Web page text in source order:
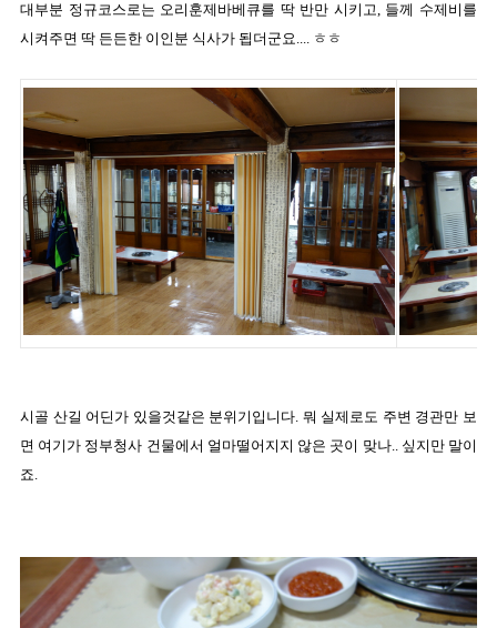
대부분 정규코스로는 오리훈제바베큐를 딱 반만 시키고, 들께 수제비를
시켜주면 딱 든든한 이인분 식사가 됩더군요.... ㅎㅎ
시골 산길 어딘가 있을것같은 분위기입니다. 뭐 실제로도 주변 경관만 보
면 여기가 정부청사 건물에서 얼마떨어지지 않은 곳이 맞나.. 싶지만 말이
죠.